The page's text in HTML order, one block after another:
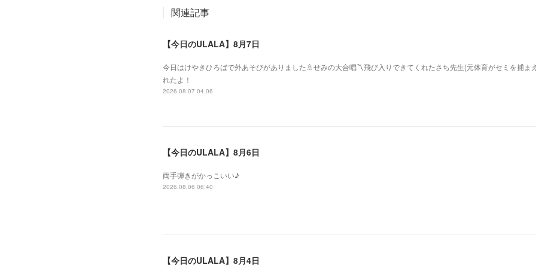
関連記事
【今日のULALA】8月7日
今日はけやきひろばで外あそびがありました🚿せみの大合唱〽飛び入りできてくれたさち先生(元体育がセミを捕ま
れたよ！
2026.08.07 04:06
【今日のULALA】8月6日
両手弾きがかっこいい♪
2026.08.06 06:40
【今日のULALA】8月4日